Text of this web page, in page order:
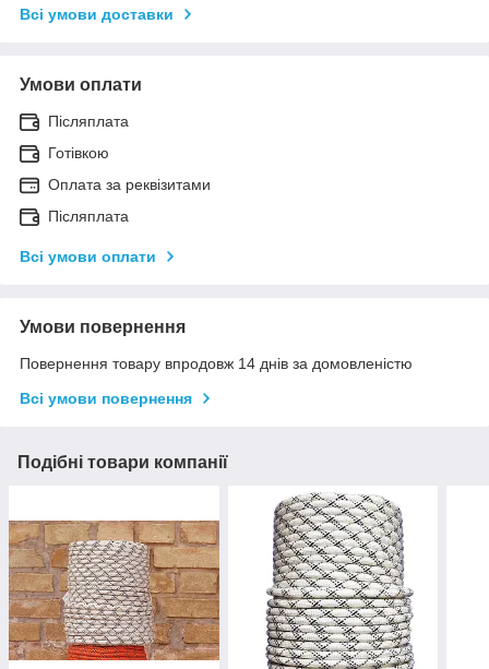
Всі умови доставки
Умови оплати
Післяплата
Готівкою
Оплата за реквізитами
Післяплата
Всі умови оплати
Умови повернення
Повернення товару впродовж 14 днів за домовленістю
Всі умови повернення
Подібні товари компанії